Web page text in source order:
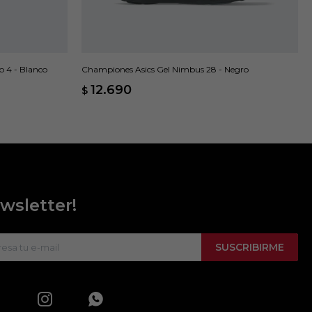
4 - Blanco Championes Asics Gel Nimbus 28 - Negro
$ 12.690
SUSCRIBIRME
 